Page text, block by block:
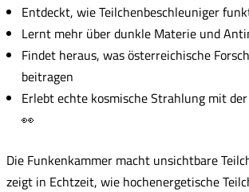
Entdeckt, wie Teilchenbeschleuniger
Lernt mehr über dunkle Materie und
Findet heraus, was österreichische
beitragen
Erlebt echte kosmische Strahlung mit
👀
Die Funkenkammer macht unsichtbare
zeigt in Echtzeit, wie hochenergetische